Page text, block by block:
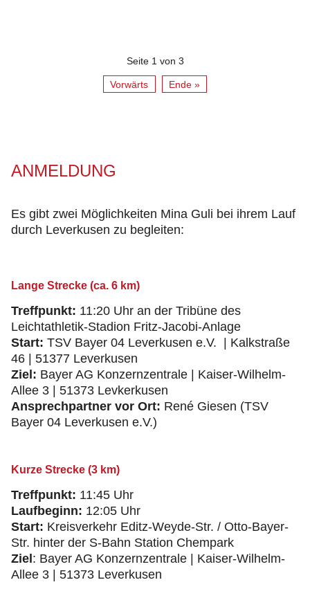
Seite 1 von 3
Vorwärts Ende »
ANMELDUNG
Es gibt zwei Möglichkeiten Mina Guli bei ihrem Lauf
durch Leverkusen zu begleiten:
Lange Strecke (ca. 6 km)
Treffpunkt: 11:20 Uhr an der Tribüne des
Leichtathletik-Stadion Fritz-Jacobi-Anlage
Start: TSV Bayer 04 Leverkusen e.V. | Kalkstraße
46 | 51377 Leverkusen
Ziel: Bayer AG Konzernzentrale | Kaiser-Wilhelm-
Allee 3 | 51373 Levkerkusen
Ansprechpartner vor Ort: René Giesen (TSV
Bayer 04 Leverkusen e.V.)
Kurze Strecke (3 km)
Treffpunkt: 11:45 Uhr
Laufbeginn: 12:05 Uhr
Start: Kreisverkehr Editz-Weyde-Str. / Otto-Bayer-
Str. hinter der S-Bahn Station Chempark
Ziel : Bayer AG Konzernzentrale | Kaiser-Wilhelm-
Allee 3 | 51373 Leverkusen